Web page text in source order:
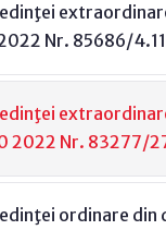
Nr. 85686/
2022 Nr. 83277/
ordinare din